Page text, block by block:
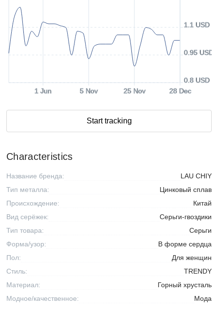
1 Jun 5 Nov 25 Nov 28 Dec
0.8 USD
0.95 USD
1.1 USD
Start tracking
Characteristics
Название бренда:
LAU CHIY
Тип металла:
Цинковый сплав
Происхождение:
Китай
Вид серёжек:
Серьги-гвоздики
Тип товара:
Серьги
Форма/узор:
В форме сердца
Пол:
Для женщин
Стиль:
TRENDY
Материал:
Горный хрусталь
Модное/качественное:
Мода